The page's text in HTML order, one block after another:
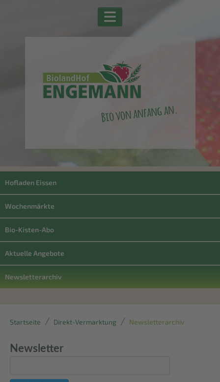
Hofladen Eissen
Wochenmärkte
Bio-Kisten-Abo
Aktuelle Angebote
Newsletterarchiv
Startseite Direkt-Vermarktung Newsletterarchiv
Newsletter